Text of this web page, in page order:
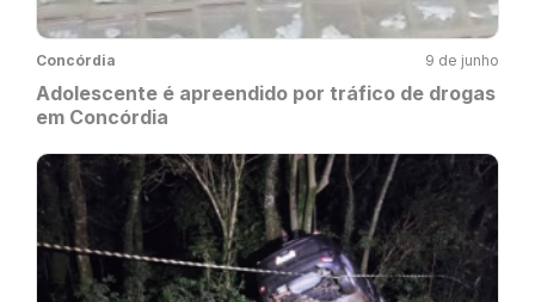
Concórdia 9 de junho
Adolescente é apreendido por tráfico de drogas
em Concórdia